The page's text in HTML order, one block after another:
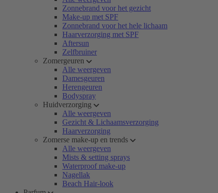
Zonnebrand voor het gezicht
Make-up met SPF
Zonnebrand voor het hele lichaam
Haarverzorging met SPF
Aftersun
Zelfbruiner
Zomergeuren
Alle weergeven
Damesgeuren
Herengeuren
Bodyspray
Huidverzorging
Alle weergeven
Gezicht & Lichaamsverzorging
Haarverzorging
Zomerse make-up en trends
Alle weergeven
Mists & setting sprays
Waterproof make-up
Nagellak
Beach Hair-look